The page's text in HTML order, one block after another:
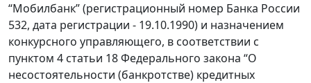
“Мобилбанк” (регистрационный номер Банка России
532, дата регистрации - 19.10.1990) и назначением
конкурсного управляющего, в соответствии с
пунктом 4 статьи 18 Федерального закона “О
несостоятельности (банкротстве) кредитных